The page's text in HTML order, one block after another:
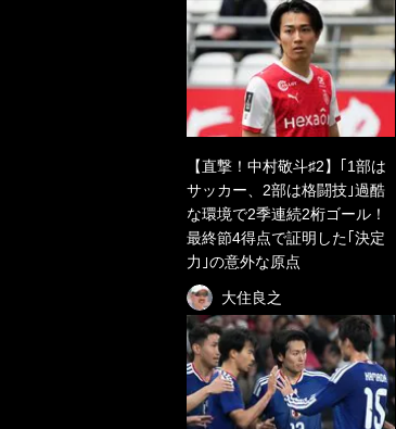
【直撃！中村敬斗♯2】｢1部は
サッカー、2部は格闘技｣過酷
な環境で2季連続2桁ゴール！
最終節4得点で証明した｢決定
力｣の意外な原点
大住良之